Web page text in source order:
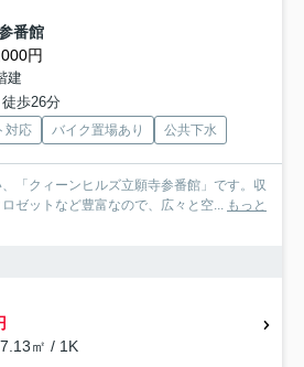
番館
円
建
歩26分
対応 バイク置場あり 公共下水
「クィーンヒルズ立願寺参番館」です。収
ゼットなど豊富なので、広々と空... もっと
㎡ / 1K